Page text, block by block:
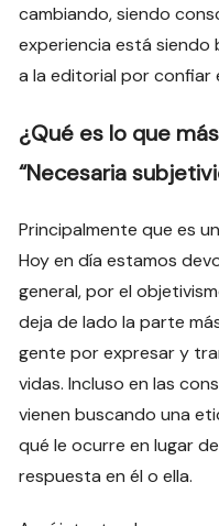
cambiando, siendo
experiencia está siendo
a la editorial por confiar
¿Qué es lo que
“Necesaria
Principalmente que es
Hoy en día estamos
general, por el
deja de lado la parte
gente por expresar y
vidas. Incluso en las
vienen buscando una
qué le ocurre en lugar
respuesta en él o ella.